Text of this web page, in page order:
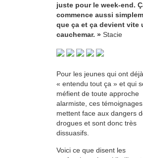
juste pour le week-end.
commence aussi
que ça et ça devient vite
cauchemar. » Stacie
Pour les jeunes qui ont déjà
« entendu tout ça » et qui
méfient de toute approche
alarmiste, ces
mettent face aux dangers
drogues et sont donc très
dissuasifs.
Voici ce que disent les